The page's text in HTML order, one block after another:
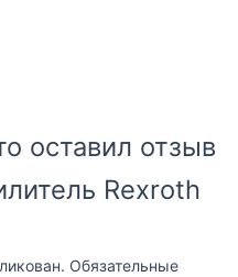
оставил отзыв
Rexroth
Обязательные